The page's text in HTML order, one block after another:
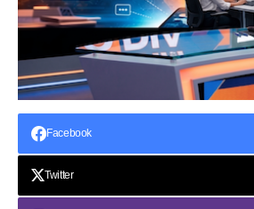
Facebook
Twitter